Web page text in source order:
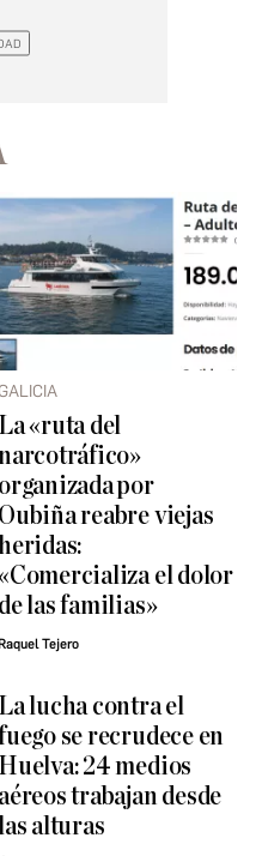
GALICIA
La «ruta del
organizada por
Oubiña reabre viejas
el dolor
de las familias»
Raquel Tejero
La lucha contra el
se recrudece en
Huelva: 24 medios
aéreos trabajan desde
alturas